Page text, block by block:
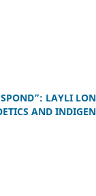
LAYLI
AND